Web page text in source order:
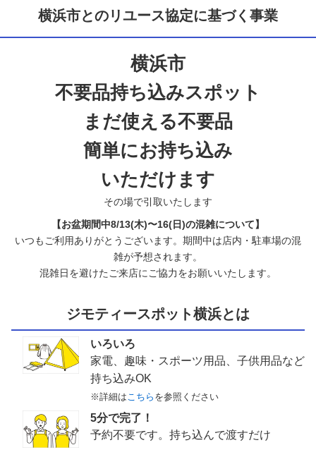
横浜市とのリユース協定に基づく事業
横浜市
不要品持ち込みスポット
まだ使える不要品
簡単にお持ち込み
いただけます
その場で引取いたします
【お盆期間中8/13(木)〜16(日)の混雑について】
いつもご利用ありがとうございます。期間中は店内・駐車場の混
雑が予想されます。
混雑日を避けたご来店にご協力をお願いいたします。
ジモティースポット横浜とは
いろいろ
家電、趣味・スポーツ用品、子供用品など
持ち込みOK
※詳細はこちら を参照ください
5分で完了！
予約不要です。持ち込んで渡すだけ